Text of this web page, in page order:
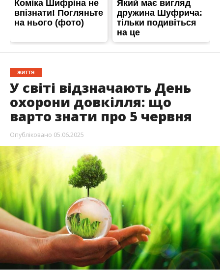
ЖИТТЯ
У світі відзначають День
охорони довкілля: що
варто знати про 5 червня
Опубліковано 05.06.2025